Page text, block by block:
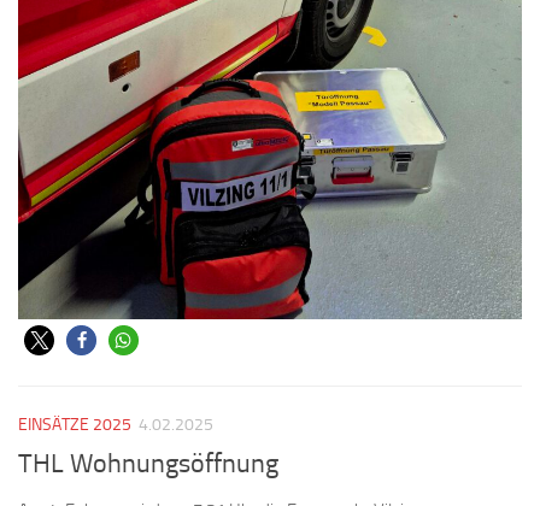
EINSÄTZE 2025 4.02.2025
THL Wohnungsöffnung